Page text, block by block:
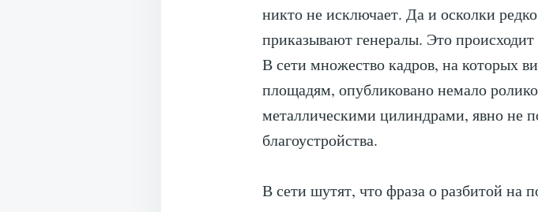
никто не исключает. Да и осколки
приказывают генералы. Это
В сети множество кадров, на которых
площадям, опубликовано немало
металлическими цилиндрами, явно не
благоустройства.
В сети шутят, что фраза о разбитой на